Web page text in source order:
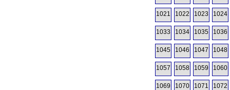
1021 1022 1023 1024
1033 1034 1035 1036
1045 1046 1047 1048
1057 1058 1059 1060
1069 1070 1071 1072